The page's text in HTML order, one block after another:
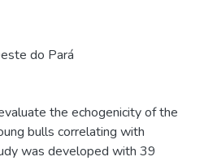
do Pará
the echogenicity of the
bulls correlating with
was developed with 39